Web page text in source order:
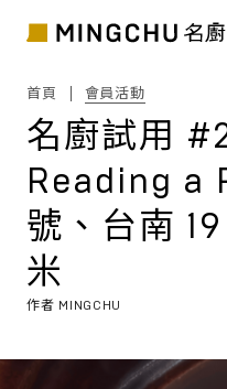
首頁 會員活動
名廚試用
Reading a
號、台南
米
作者 MINGCHU